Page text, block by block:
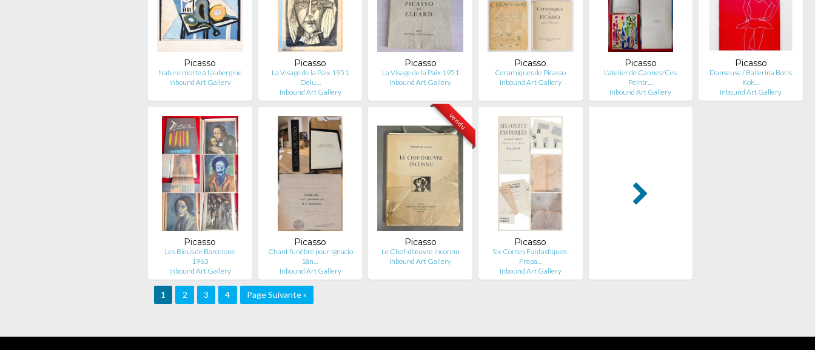
Picasso
Nature morte à l’aubergine
Inbound Art Gallery
Picasso
La Visage de la Paix 1951
Delu…
Inbound Art Gallery
Picasso
La Visage de la Paix 1951
Inbound Art Gallery
Picasso
Ceramiques de Picasso
Inbound Art Gallery
Picasso
L'atelier de Cannes/Ces
Peintr…
Inbound Art Gallery
Picasso
Danseuse / Ballerina Boris
Kok…
Inbound Art Gallery
Picasso
Les Bleus de Barcelone
1963
Inbound Art Gallery
Picasso
Chant funèbre pour Ignacio
Sán…
Inbound Art Gallery
vendu
Picasso
Le Chef‑d’œuvre inconnu
Inbound Art Gallery
Picasso
Six Contes Fantastiques-
Prepa…
Inbound Art Gallery
1 2 3 4 Page Suivante »